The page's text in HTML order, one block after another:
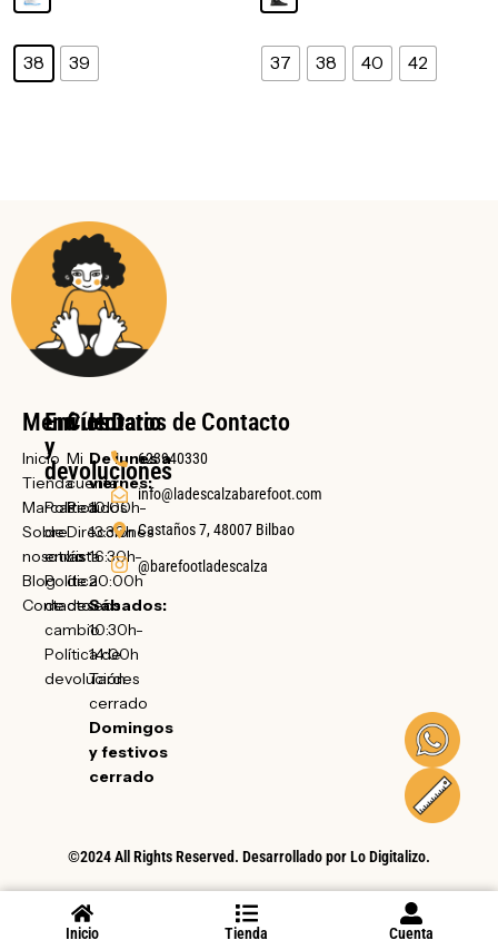
38 39 37 38 40 42
Menú
Inicio
Tienda
Marcas
Sobre
nosotras
Blog
Contacto
Envíos
y
devoluciones
Política
de
envío
Política
de
cambio
Política de
devolución
Cuenta
Mi
cuenta
Pedidos
Direcciones
Lista
de
deseos
Horario
De lunes a
viernes:
10:00h-
13:30h
16:30h-
20:00h
Sábados:
10:30h-
14:00h
Tardes
cerrado
Domingos
y festivos
cerrado
Datos de Contacto
623940330
info@ladescalzabarefoot.com
Castaños 7, 48007 Bilbao
@barefootladescalza
©2024 All Rights Reserved. Desarrollado porLo Digitalizo.
Inicio Tienda Cuenta